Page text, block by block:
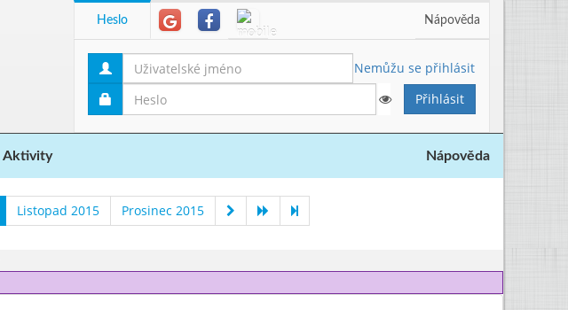
Heslo Nápověda
Nemůžu se přihlásit
Aktivity Nápověda
Listopad 2015 Prosinec 2015